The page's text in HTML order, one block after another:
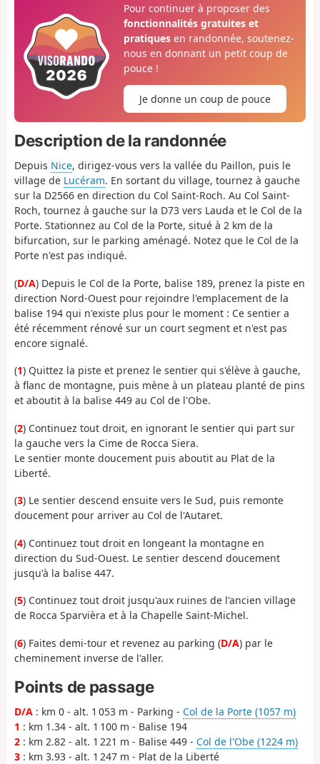
Pour continuer à proposer des
fonctionnalités gratuites et
pratiquesen randonnée, soutenez-
nous en donnant un petit coup de
pouce !
Je donne un coup de pouce
Description de la randonnée
Depuis Nice, dirigez-vous vers la vallée du Paillon, puis le
village de Lucéram. En sortant du village, tournez à gauche
sur la D2566 en direction du Col Saint-Roch. Au Col Saint-
Roch, tournez à gauche sur la D73 vers Lauda et le Col de la
Porte. Stationnez au Col de la Porte, situé à 2 km de la
bifurcation, sur le parking aménagé. Notez que le Col de la
Porte n'est pas indiqué.
(D/A) Depuis le Col de la Porte, balise 189, prenez la piste en
direction Nord-Ouest pour rejoindre l'emplacement de la
balise 194 qui n'existe plus pour le moment : Ce sentier a
été récemment rénové sur un court segment et n'est pas
encore signalé.
(1) Quittez la piste et prenez le sentier qui s'élève à gauche,
à flanc de montagne, puis mène à un plateau planté de pins
et aboutit à la balise 449 au Col de l'Obe.
(2) Continuez tout droit, en ignorant le sentier qui part sur
la gauche vers la Cime de Rocca Siera.
Le sentier monte doucement puis aboutit au Plat de la
Liberté.
(3) Le sentier descend ensuite vers le Sud, puis remonte
doucement pour arriver au Col de l'Autaret.
(4) Continuez tout droit en longeant la montagne en
direction du Sud-Ouest. Le sentier descend doucement
jusqu'à la balise 447.
(5) Continuez tout droit jusqu'aux ruines de l'ancien village
de Rocca Sparvièra et à la Chapelle Saint-Michel.
(6) Faites demi-tour et revenez au parking (D/A) par le
cheminement inverse de l'aller.
Points de passage
D/A : km 0 - alt. 1 053 m - Parking - Col de la Porte (1057 m)
1 : km 1.34 - alt. 1 100 m - Balise 194
2 : km 2.82 - alt. 1 221 m - Balise 449 - Col de l'Obe (1224 m)
3 : km 3.93 - alt. 1 247 m - Plat de la Liberté